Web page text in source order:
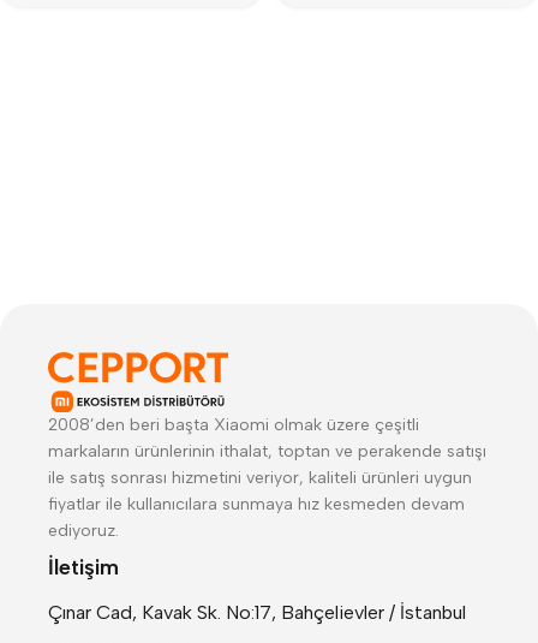
2008’den beri başta Xiaomi olmak üzere çeşitli
markaların ürünlerinin ithalat, toptan ve perakende satışı
ile satış sonrası hizmetini veriyor, kaliteli ürünleri uygun
fiyatlar ile kullanıcılara sunmaya hız kesmeden devam
ediyoruz.
İletişim
Çınar Cad, Kavak Sk. No:17, Bahçelievler / İstanbul